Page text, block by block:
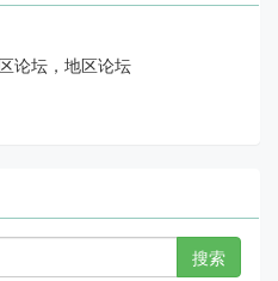
论坛，地区论坛
搜索